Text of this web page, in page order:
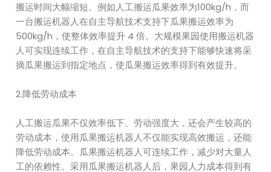
搬运时间大幅缩短。例如人工搬运瓜果效率为100kg/h，而
一台搬运机器人在自主导航技术支持下瓜果搬运效率为
500kg/h，使整体效率提升 4 倍。大规模果园使用搬运机器
人可实现连续工作，在自主导航技术的支持下能够快速将采
摘瓜果搬运到指定地点，使瓜果搬运效率得到有效提升。
2.降低劳动成本
人工搬运瓜果不仅效率低下、劳动强度大，还会产生较高的
劳动成本，使用瓜果搬运机器人不仅能实现高效搬运，还能
降低劳动成本。瓜果搬运机器人可连续工作，减少对大量人
工的依赖性。采用瓜果搬运机器人后，果园人力成本得到有